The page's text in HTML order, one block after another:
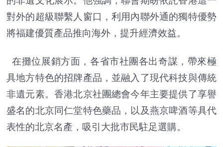
對外的超級聯繫人窗口，利用內聯外通的獨特優勢
將福建優質產品推向海外，提升經濟效益。
在攤位展銷方面，各省市社團各出奇謀，帶來極
具地方特色的招牌產品，並融入了現代科技與傳統
非遺元素。香港北京社團總會今年主要提供了享譽
盛名的北京同仁堂特色藥品，以及燕京啤酒等具代
表性的北京名產，吸引大批市民駐足選購。